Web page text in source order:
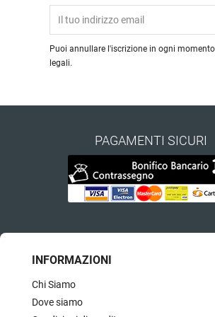
Puoi annullare l'iscrizione in ogni
legali.
PAGAMENTI SICURI
INFORMAZIONI
Chi Siamo
Dove siamo